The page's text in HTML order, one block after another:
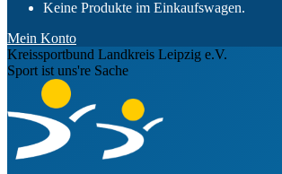
Keine Produkte im Einkaufswagen.
Mein Konto
Kreissportbund Landkreis Leipzig e.V.
Sport ist uns're Sache